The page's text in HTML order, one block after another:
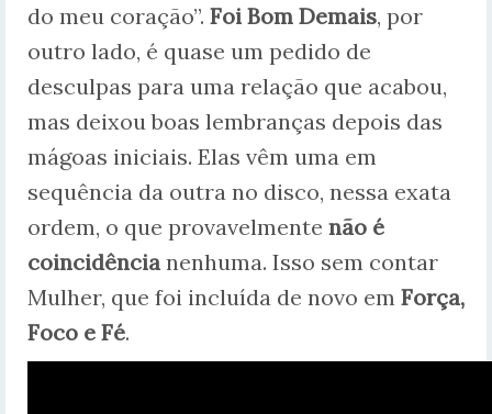
do meu coração”. Foi Bom Demais, por
outro lado, é quase um pedido de
desculpas para uma relação que acabou,
mas deixou boas lembranças depois das
mágoas iniciais. Elas vêm uma em
sequência da outra no disco, nessa exata
ordem, o que provavelmente não é
coincidêncianenhuma. Isso sem contar
Mulher, que foi incluída de novo em Força,
Foco e Fé.